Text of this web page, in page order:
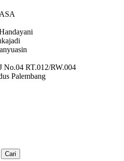
No.04 RT.012/RW.004
Palembang